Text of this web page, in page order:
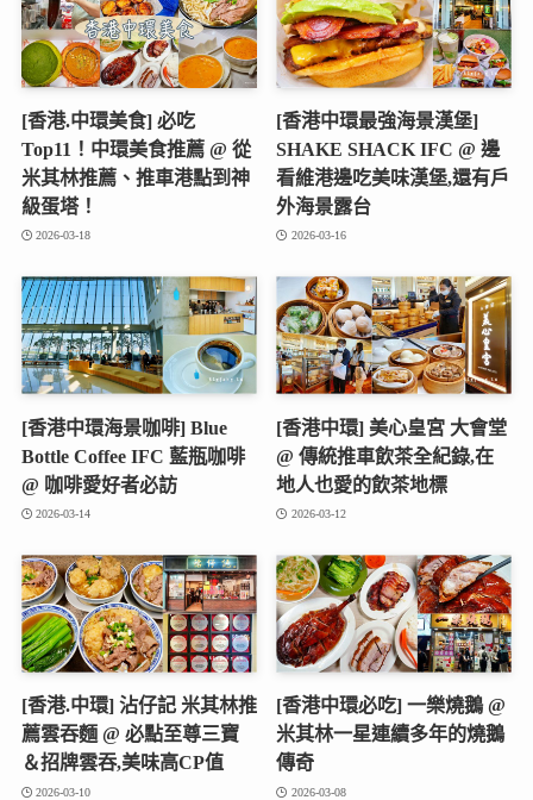
[香港.中環美食] 必吃
Top11！中環美食推薦 @ 從
米其林推薦、推車港點到神
級蛋塔！
2026-03-18
[香港中環最強海景漢堡]
SHAKE SHACK IFC @ 邊
看維港邊吃美味漢堡,還有戶
外海景露台
2026-03-16
[香港中環海景咖啡] Blue
Bottle Coffee IFC 藍瓶咖啡
@ 咖啡愛好者必訪
2026-03-14
[香港中環] 美心皇宮 大會堂
@ 傳統推車飲茶全紀錄,在
地人也愛的飲茶地標
2026-03-12
[香港.中環] 沾仔記 米其林推
薦雲吞麵 @ 必點至尊三寶
＆招牌雲吞,美味高CP值
2026-03-10
[香港中環必吃] 一樂燒鵝 @
米其林一星連續多年的燒鵝
傳奇
2026-03-08